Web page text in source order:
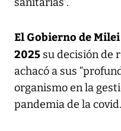
El Gobierno de
2025 su decisión de
achacó a sus
organismo en la
pandemia de la covid.